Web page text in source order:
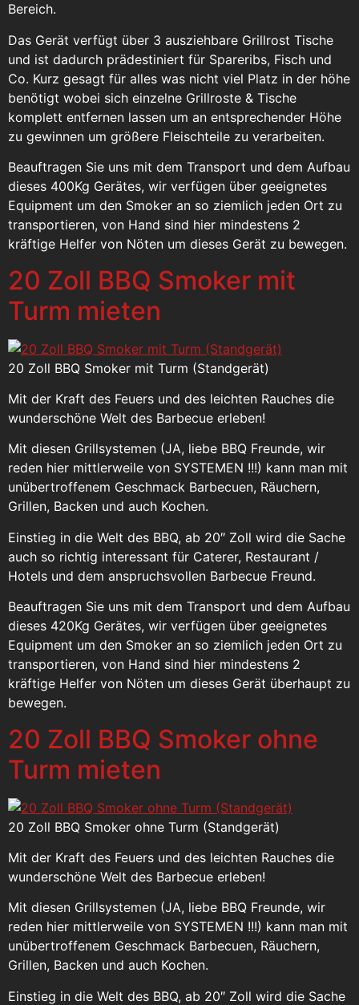
Bereich.
Das Gerät verfügt über 3 ausziehbare Grillrost Tische
und ist dadurch prädestiniert für Spareribs, Fisch und
Co. Kurz gesagt für alles was nicht viel Platz in der höhe
benötigt wobei sich einzelne Grillroste & Tische
komplett entfernen lassen um an entsprechender Höhe
zu gewinnen um größere Fleischteile zu verarbeiten.
Beauftragen Sie uns mit dem Transport und dem Aufbau
dieses 400Kg Gerätes, wir verfügen über geeignetes
Equipment um den Smoker an so ziemlich jeden Ort zu
transportieren, von Hand sind hier mindestens 2
kräftige Helfer von Nöten um dieses Gerät zu bewegen.
20 Zoll BBQ Smoker mit
Turm mieten
20 Zoll BBQ Smoker mit Turm (Standgerät)
Mit der Kraft des Feuers und des leichten Rauches die
wunderschöne Welt des Barbecue erleben!
Mit diesen Grillsystemen (JA, liebe BBQ Freunde, wir
reden hier mittlerweile von SYSTEMEN !!!) kann man mit
unübertroffenem Geschmack Barbecuen, Räuchern,
Grillen, Backen und auch Kochen.
Einstieg in die Welt des BBQ, ab 20″ Zoll wird die Sache
auch so richtig interessant für Caterer, Restaurant /
Hotels und dem anspruchsvollen Barbecue Freund.
Beauftragen Sie uns mit dem Transport und dem Aufbau
dieses 420Kg Gerätes, wir verfügen über geeignetes
Equipment um den Smoker an so ziemlich jeden Ort zu
transportieren, von Hand sind hier mindestens 2
kräftige Helfer von Nöten um dieses Gerät überhaupt zu
bewegen.
20 Zoll BBQ Smoker ohne
Turm mieten
20 Zoll BBQ Smoker ohne Turm (Standgerät)
Mit der Kraft des Feuers und des leichten Rauches die
wunderschöne Welt des Barbecue erleben!
Mit diesen Grillsystemen (JA, liebe BBQ Freunde, wir
reden hier mittlerweile von SYSTEMEN !!!) kann man mit
unübertroffenem Geschmack Barbecuen, Räuchern,
Grillen, Backen und auch Kochen.
Einstieg in die Welt des BBQ, ab 20″ Zoll wird die Sache